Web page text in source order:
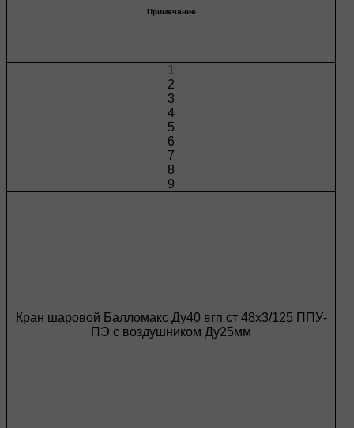
Примечание
1
2
3
4
5
6
7
8
9
Кран шаровой Балломакс Ду40 вгп ст 48х3/125 ППУ-
ПЭ с воздушником Ду25мм